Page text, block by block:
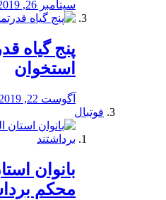
سپتامبر 26, 2019
پنج گیاه
استخوان
آگوست 22, 2019
فوتبال
بانوان
محكم